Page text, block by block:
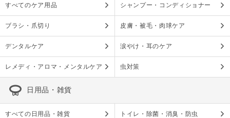
すべてのケア用品 シャンプー・コンディショナー
ブラシ・爪切り 皮膚・被毛・肉球ケア
デンタルケア 涙やけ・耳のケア
レメディ・アロマ・メンタルケア 虫対策
日用品・雑貨
すべての日用品・雑貨 トイレ・除菌・消臭・防虫